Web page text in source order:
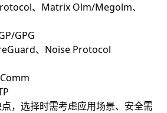
、Matrix Olm/Megolm、
GPG
、Noise Protocol
，选择时需考虑应用场景、安全需